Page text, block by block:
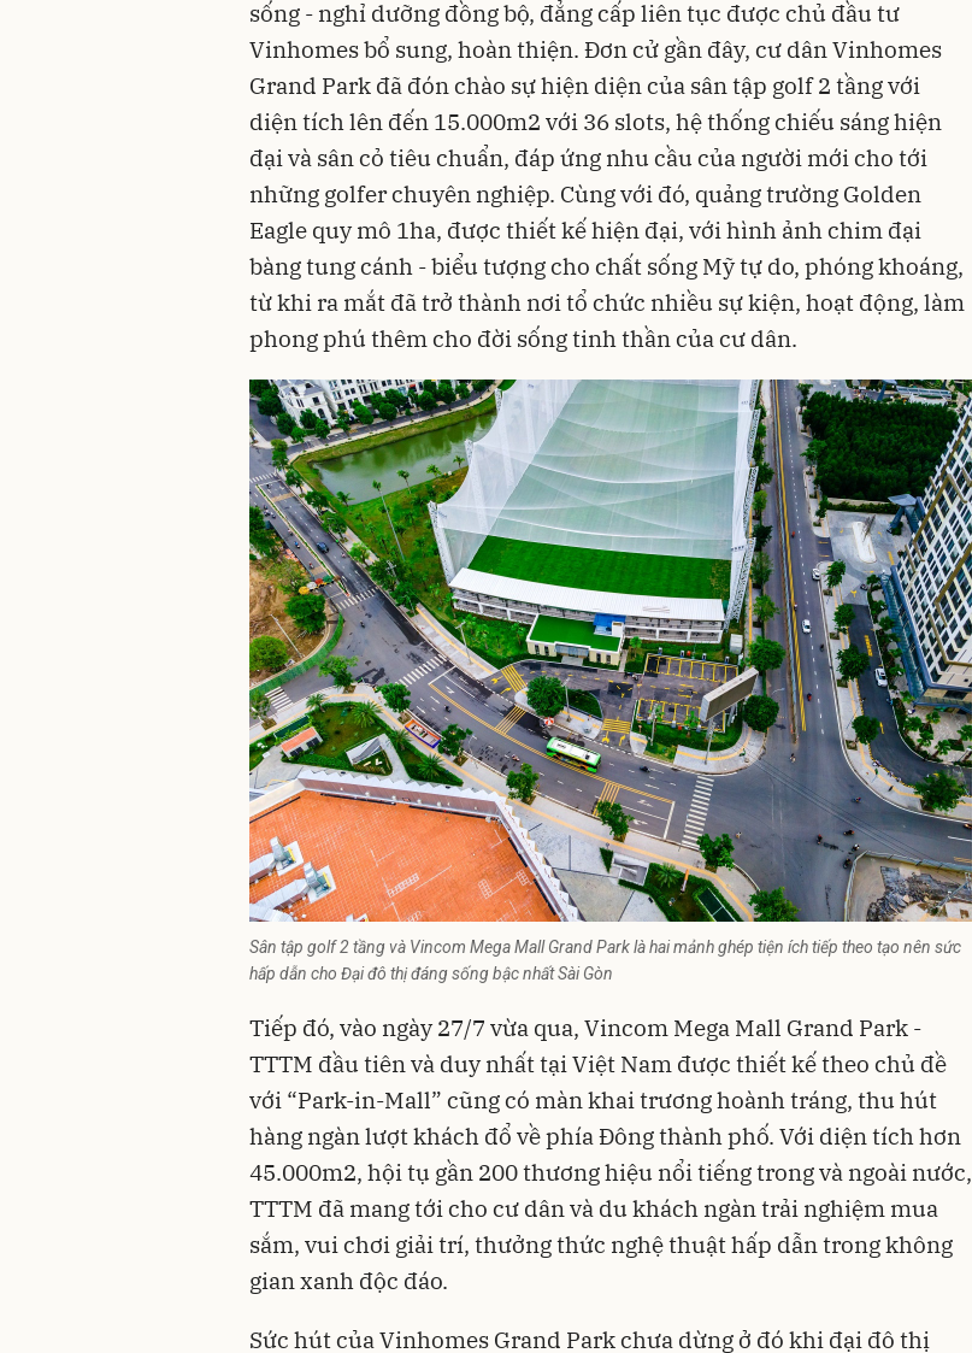
sống - nghỉ dưỡng đồng bộ, đẳng cấp liên tục được chủ đầu tư
Vinhomes bổ sung, hoàn thiện. Đơn cử gần đây, cư dân Vinhomes
Grand Park đã đón chào sự hiện diện của sân tập golf 2 tầng với
diện tích lên đến 15.000m2 với 36 slots, hệ thống chiếu sáng hiện
đại và sân cỏ tiêu chuẩn, đáp ứng nhu cầu của người mới cho tới
những golfer chuyên nghiệp. Cùng với đó, quảng trường Golden
Eagle quy mô 1ha, được thiết kế hiện đại, với hình ảnh chim đại
bàng tung cánh - biểu tượng cho chất sống Mỹ tự do, phóng khoáng,
từ khi ra mắt đã trở thành nơi tổ chức nhiều sự kiện, hoạt động, làm
phong phú thêm cho đời sống tinh thần của cư dân.
Sân tập golf 2 tầng và Vincom Mega Mall Grand Park là hai mảnh ghép tiện ích tiếp theo tạo nên sức
hấp dẫn cho Đại đô thị đáng sống bậc nhất Sài Gòn
Tiếp đó, vào ngày 27/7 vừa qua, Vincom Mega Mall Grand Park -
TTTM đầu tiên và duy nhất tại Việt Nam được thiết kế theo chủ đề
với “Park-in-Mall” cũng có màn khai trương hoành tráng, thu hút
hàng ngàn lượt khách đổ về phía Đông thành phố. Với diện tích hơn
45.000m2, hội tụ gần 200 thương hiệu nổi tiếng trong và ngoài nước,
TTTM đã mang tới cho cư dân và du khách ngàn trải nghiệm mua
sắm, vui chơi giải trí, thưởng thức nghệ thuật hấp dẫn trong không
gian xanh độc đáo.
Sức hút của Vinhomes Grand Park chưa dừng ở đó khi đại đô thị